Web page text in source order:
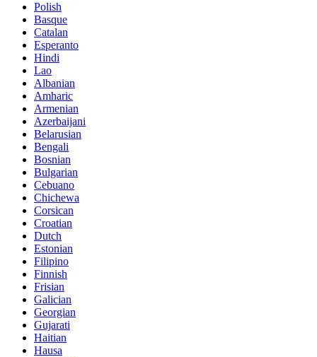
Polish
Basque
Catalan
Esperanto
Hindi
Lao
Albanian
Amharic
Armenian
Azerbaijani
Belarusian
Bengali
Bosnian
Bulgarian
Cebuano
Chichewa
Corsican
Croatian
Dutch
Estonian
Filipino
Finnish
Frisian
Galician
Georgian
Gujarati
Haitian
Hausa